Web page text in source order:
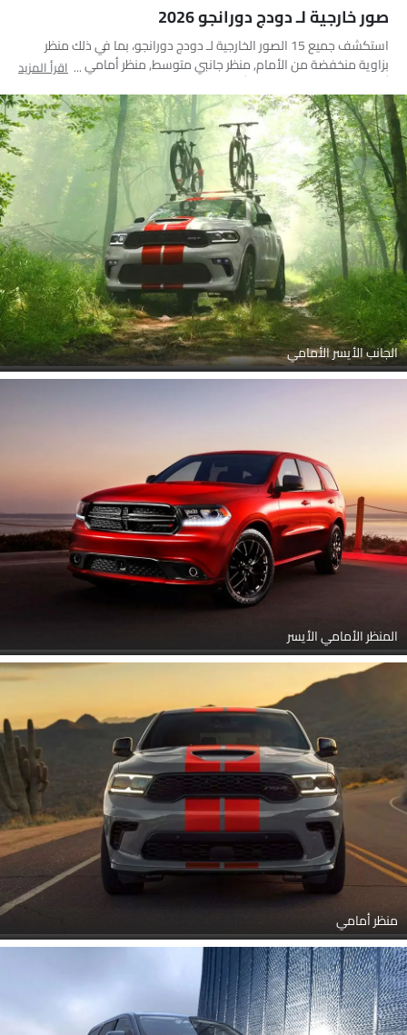
صور خارجية لـ دودج دورانجو 2026
استكشف جميع 15 الصور الخارجية لـ دودج دورانجو، بما في ذلك منظر
بزاوية منخفضة من الأمام, منظر جانبي متوسط, منظر أمامي كامل, منظر
أمامي متوسط, منظر جانبي أمامي, منظر جانبي, منظر خلفي كامل, منظر
الزاوية الخلفية, منظر جانب السائق, منظر أمامي جانبي متقاطع, مصباح
أمامي, مصباح خلفي, عجلة, منظر الشبك الأمامي, مرآة السائق الأمامية
زاوية
اقرأ المزيد
الجانب الأيسر الأمامي
المنظر الأمامي الأيسر
منظر أمامي